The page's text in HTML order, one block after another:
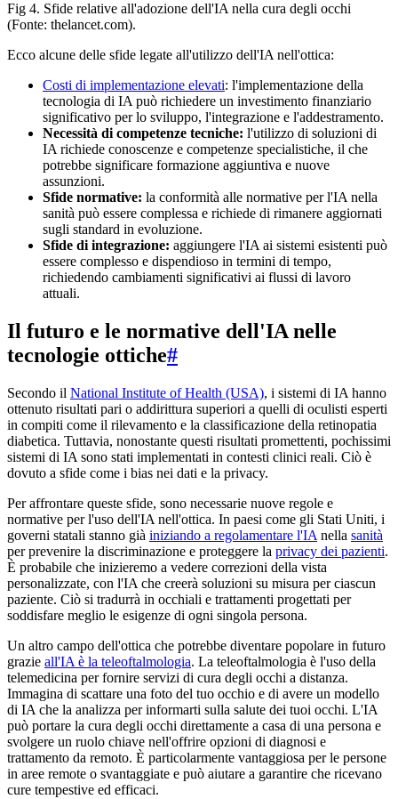
Fig 4. Sfide relative all'adozione dell'IA nella cura degli occhi
(Fonte: thelancet.com).
Ecco alcune delle sfide legate all'utilizzo dell'IA nell'ottica:
Costi di implementazione elevati: l'implementazione della
tecnologia di IA può richiedere un investimento finanziario
significativo per lo sviluppo, l'integrazione e l'addestramento.
Necessità di competenze tecniche: l'utilizzo di soluzioni di
IA richiede conoscenze e competenze specialistiche, il che
potrebbe significare formazione aggiuntiva e nuove
assunzioni.
Sfide normative: la conformità alle normative per l'IA nella
sanità può essere complessa e richiede di rimanere aggiornati
sugli standard in evoluzione.
Sfide di integrazione: aggiungere l'IA ai sistemi esistenti può
essere complesso e dispendioso in termini di tempo,
richiedendo cambiamenti significativi ai flussi di lavoro
attuali.
Il futuro e le normative dell'IA nelle
tecnologie ottiche#
Secondo il National Institute of Health (USA), i sistemi di IA hanno
ottenuto risultati pari o addirittura superiori a quelli di oculisti esperti
in compiti come il rilevamento e la classificazione della retinopatia
diabetica. Tuttavia, nonostante questi risultati promettenti, pochissimi
sistemi di IA sono stati implementati in contesti clinici reali. Ciò è
dovuto a sfide come i bias nei dati e la privacy.
Per affrontare queste sfide, sono necessarie nuove regole e
normative per l'uso dell'IA nell'ottica. In paesi come gli Stati Uniti, i
governi statali stanno già iniziando a regolamentare l'IA nella sanità
per prevenire la discriminazione e proteggere la privacy dei pazienti.
È probabile che inizieremo a vedere correzioni della vista
personalizzate, con l'IA che creerà soluzioni su misura per ciascun
paziente. Ciò si tradurrà in occhiali e trattamenti progettati per
soddisfare meglio le esigenze di ogni singola persona.
Un altro campo dell'ottica che potrebbe diventare popolare in futuro
grazie all'IA è la teleoftalmologia. La teleoftalmologia è l'uso della
telemedicina per fornire servizi di cura degli occhi a distanza.
Immagina di scattare una foto del tuo occhio e di avere un modello
di IA che la analizza per informarti sulla salute dei tuoi occhi. L'IA
può portare la cura degli occhi direttamente a casa di una persona e
svolgere un ruolo chiave nell'offrire opzioni di diagnosi e
trattamento da remoto. È particolarmente vantaggiosa per le persone
in aree remote o svantaggiate e può aiutare a garantire che ricevano
cure tempestive ed efficaci.